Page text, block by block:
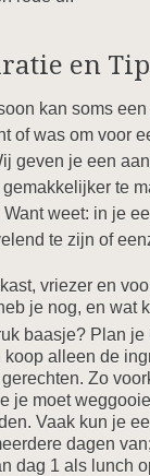
en
kan soms
of was om voor
geven je een
te
weet: in je
te zijn of
vriezer en
je nog, en wat
baasje? Plan
koop alleen de
Zo
je moet
Vaak kun je
dagen
dag 1 als lunch